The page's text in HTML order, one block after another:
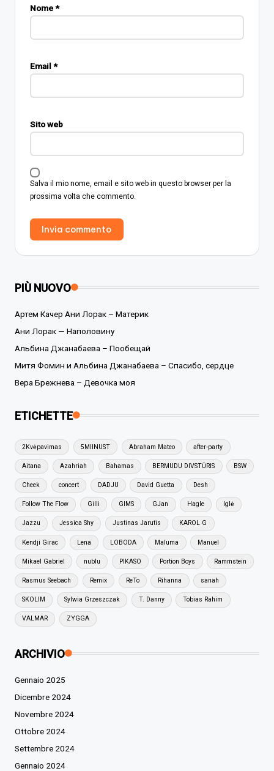
Nome*
Email *
Sito web
Salva il mio nome, email e sito web in questo browser per la
prossima volta che commento.
PIÙ NUOVO
Артем Качер Ани Лорак – Материк
Ани Лорак — Наполовину
Альбина Джанабаева – Пообещай
Митя Фомин и Альбина Джанабаева – Спасибо, сердце
Вера Брежнева – Девочка моя
ETICHETTE
2Kvėpavimas 5MIINUST Abraham Mateo after-party
Aitana Azahriah Bahamas BERMUDU DIVSTŪRIS BSW
Cheek concert DADJU David Guetta Desh
Follow The Flow Gilli GIMS GJan Hagle Iglė
Jazzu Jessica Shy Justinas Jarutis KAROL G
Kendji Girac Lena LOBODA Maluma Manuel
Mikael Gabriel nublu PIKASO Portion Boys Rammstein
Rasmus Seebach Remix ReTo Rihanna sanah
SKOLIM Sylwia Grzeszczak T. Danny Tobias Rahim
VALMAR ZYGGA
ARCHIVIO
Gennaio 2025
Dicembre 2024
Novembre 2024
Ottobre 2024
Settembre 2024
Gennaio 2024